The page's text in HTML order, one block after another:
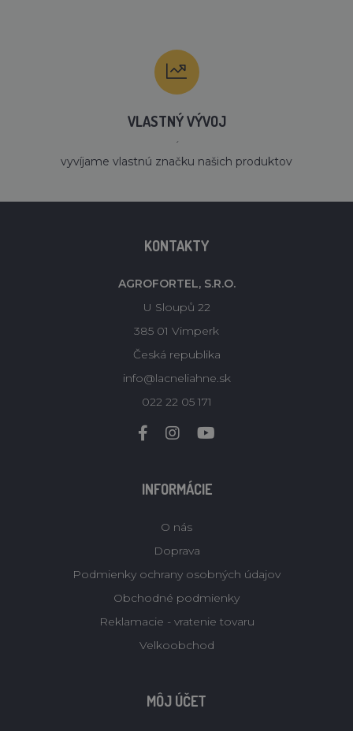
VLASTNÝ VÝVOJ
´
vyvíjame vlastnú značku našich produktov
KONTAKTY
AGROFORTEL, S.R.O.
U Sloupů 22
385 01 Vimperk
Česká republika
info@lacneliahne.sk
022 22 05 171
INFORMÁCIE
O nás
Doprava
Podmienky ochrany osobných údajov
Obchodné podmienky
Reklamacie - vratenie tovaru
Velkoobchod
MÔJ ÚČET